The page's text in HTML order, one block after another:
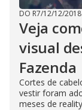
DO R7/12/12/2018
Veja
visual
Fazenda
Cortes de
vestir foram
meses de reality